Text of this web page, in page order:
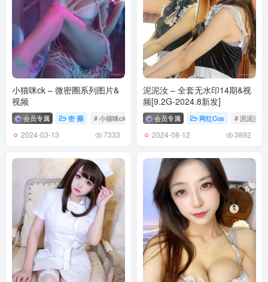
小猫咪ck – 微密圈系列图片&
视频
会员专属 密⋅圈 # 小猫咪ck
2024-03-13 7333
泥泥汝 – 全套无水印14期&视
频[9.2G-2024.8新发]
会员专属 网红Cos # 泥泥汝
2024-08-12 3892